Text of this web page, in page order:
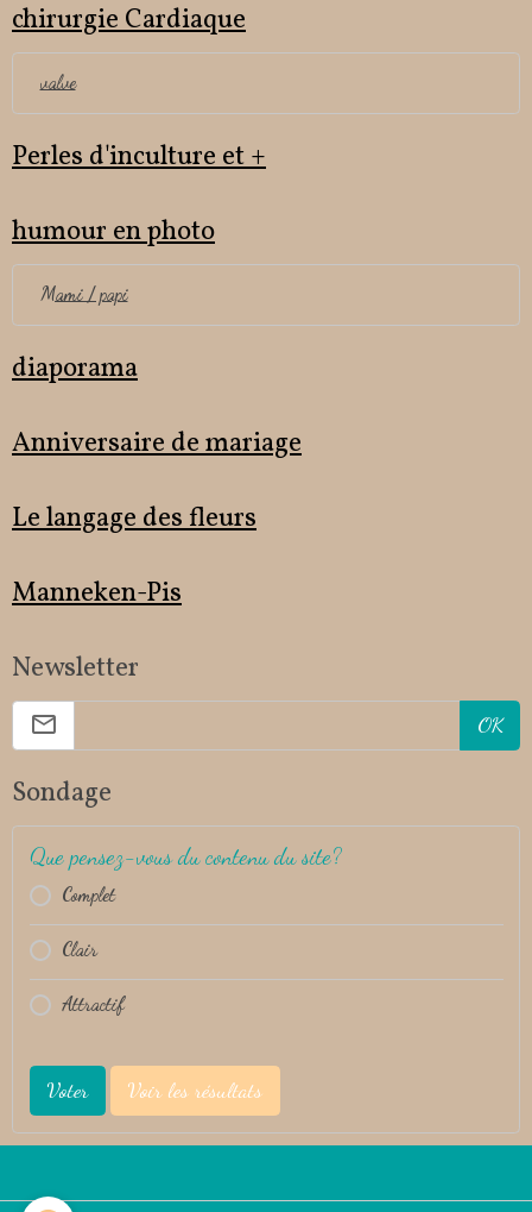
chirurgie Cardiaque
valve
Perles d'inculture et +
humour en photo
Mami / papi
diaporama
Anniversaire de mariage
Le langage des fleurs
Manneken-Pis
Newsletter
OK
Sondage
Que pensez-vous du contenu du site?
Complet
Clair
Attractif
Voter Voir les résultats